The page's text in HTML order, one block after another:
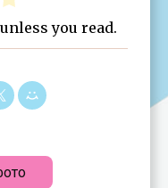
you read.